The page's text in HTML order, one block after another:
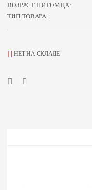
ВОЗРАСТ ПИТОМЦА:
ТИП ТОВАРА:
НЕТ НА СКЛАДЕ